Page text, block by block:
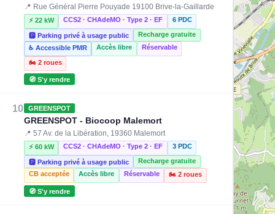
📍 Rue Général Pierre Pouyade 19100 Brive-la-Gaillarde
⚡ 22 kW CCS2 · CHAdeMO · Type 2 · EF 6 PDC
🅿️ Parking privé à usage public
Recharge gratuite
♿ Accessible PMR
Accès libre Réservable
🏍️ 2 roues
🧭 S'y rendre
10 GREENSPOT
GREENSPOT - Biocoop Malemort
📍 57 Av. de la Libération, 19360 Malemort
⚡ 60 kW CCS2 · CHAdeMO · Type 2 · EF 3 PDC
🅿️ Parking privé à usage public
Recharge gratuite
CB acceptée
Accès libre Réservable 🏍️ 2 roues
🧭 S'y rendre